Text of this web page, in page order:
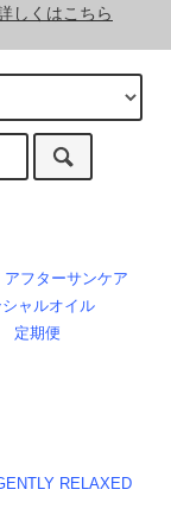
しくはこちら
アフターサンケア
ャルオイル
定期便
RELAXED